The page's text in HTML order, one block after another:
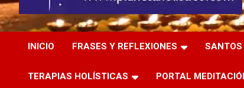
Planeta Holístico
Difusión de espiritualidad, terapias alternativas holísticas,
cursos, talleres y seminarios
INICIO
FRASES Y REFLEXIONES SANTOS
TERAPIAS HOLÍSTICAS PORTAL